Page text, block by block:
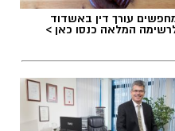
עורך דין באשדוד
המלאה כנסו כאן >